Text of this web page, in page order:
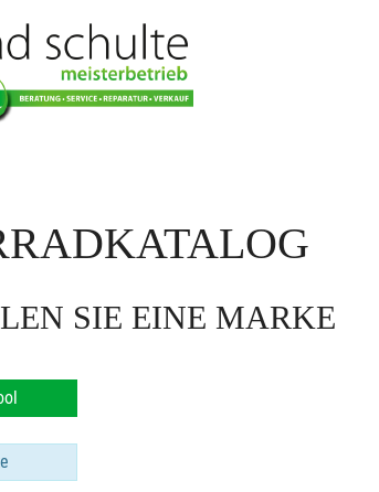
SIE EINE MARKE